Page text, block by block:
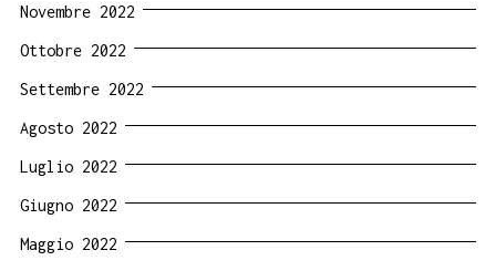
Novembre 2022
Ottobre 2022
Settembre 2022
Agosto 2022
Luglio 2022
Giugno 2022
Maggio 2022